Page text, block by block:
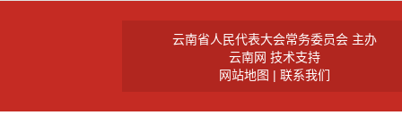
云南省人民代表大会常务委员会 主办
云南网 技术支持
网站地图 | 联系我们